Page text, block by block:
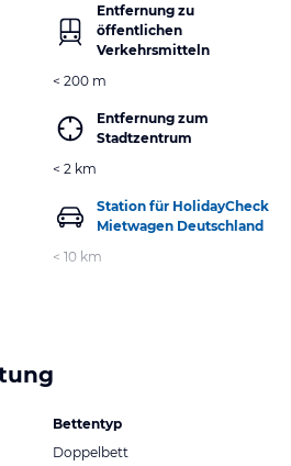
Entfernung zu
öffentlichen
Verkehrsmitteln
< 200 m
Entfernung zum
Stadtzentrum
< 2 km
Station für HolidayCheck
Mietwagen Deutschland
< 10 km
Bettentyp
Doppelbett